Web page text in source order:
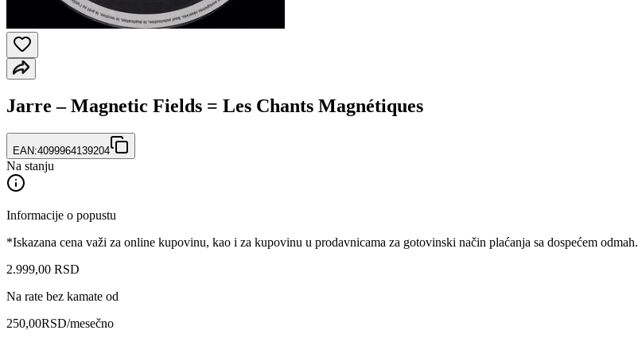
Jarre – Magnetic Fields = Les Chants Magnétiques
EAN:4099964139204
Na stanju
Informacije o popustu
*Iskazana cena važi za online kupovinu, kao i za kupovinu u prodavnicama za gotovinski način plaćanja sa dospećem odmah.
2.999,00 RSD
Na rate bez kamate od
250,00RSD/mesečno